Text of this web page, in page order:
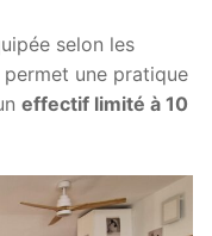
selon les
permet une pratique
effectif limité à 10